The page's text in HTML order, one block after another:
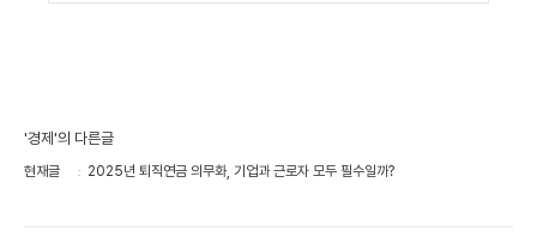
'경제'의 다른글
현재글 2025년 퇴직연금 의무화, 기업과 근로자 모두 필수일까?